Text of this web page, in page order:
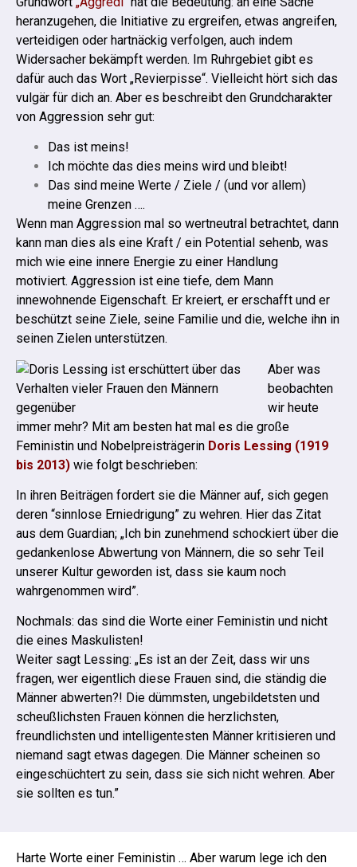
heranzugehen, die Initiative zu ergreifen, etwas angreifen,
verteidigen oder hartnäckig verfolgen, auch indem
Widersacher bekämpft werden. Im Ruhrgebiet gibt es
dafür auch das Wort „Revierpisse“. Vielleicht hört sich das
vulgär für dich an. Aber es beschreibt den Grundcharakter
von Aggression sehr gut:
Das ist meins!
Ich möchte das dies meins wird und bleibt!
Das sind meine Werte / Ziele / (und vor allem)
meine Grenzen ….
Wenn man Aggression mal so wertneutral betrachtet, dann
kann man dies als eine Kraft / ein Potential sehenb, was
mich wie eine innere Energie zu einer Handlung
motiviert. Aggression ist eine tiefe, dem Mann
innewohnende Eigenschaft. Er kreiert, er erschafft und er
beschützt seine Ziele, seine Familie und die, welche ihn in
seinen Zielen unterstützen.
Aber was
beobachten
wir heute
immer mehr? Mit am besten hat mal es die große
Feministin und Nobelpreisträgerin Doris Lessing (1919
bis 2013) wie folgt beschrieben:
In ihren Beiträgen fordert sie die Männer auf, sich gegen
deren “sinnlose Erniedrigung” zu wehren. Hier das Zitat
aus dem Guardian; „Ich bin zunehmend schockiert über die
gedankenlose Abwertung von Männern, die so sehr Teil
unserer Kultur geworden ist, dass sie kaum noch
wahrgenommen wird”.
Nochmals: das sind die Worte einer Feministin und nicht
die eines Maskulisten!
Weiter sagt Lessing: „Es ist an der Zeit, dass wir uns
fragen, wer eigentlich diese Frauen sind, die ständig die
Männer abwerten?! Die dümmsten, ungebildetsten und
scheußlichsten Frauen können die herzlichsten,
freundlichsten und intelligentesten Männer kritisieren und
niemand sagt etwas dagegen. Die Männer scheinen so
eingeschüchtert zu sein, dass sie sich nicht wehren. Aber
sie sollten es tun.”
Harte Worte einer Feministin … Aber warum lege ich den